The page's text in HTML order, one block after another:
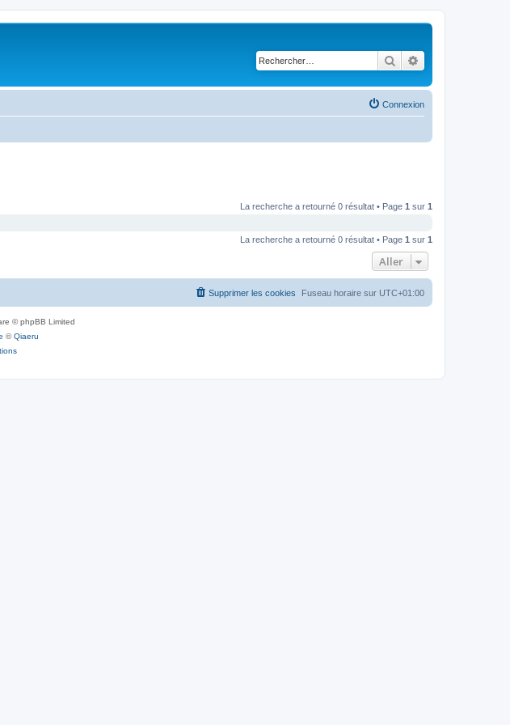
Rechercher
Connexion
La recherche a retourné 0 résultat • Page 1 sur 1
La recherche a retourné 0 résultat • Page 1 sur 1
Aller
Fuseau horaire sur UTC+01:00
Supprimer les cookies
© phpBB Limited
©Qiaeru